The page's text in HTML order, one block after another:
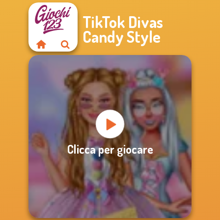
TikTok Divas
Candy Style
Clicca per giocare